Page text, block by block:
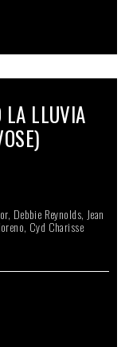
LA LLUVIA
Debbie Reynolds, Jean
Cyd Charisse